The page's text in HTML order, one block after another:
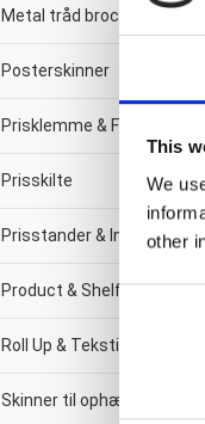
This
We
other
Metal tråd brochure/Avis-
Posterskinner
Prisklemme & Fittings
Prisskilte
Prisstander & Info Sort
Product & Shelf
Roll Up & Tekstil banner
Skinner til ophæng